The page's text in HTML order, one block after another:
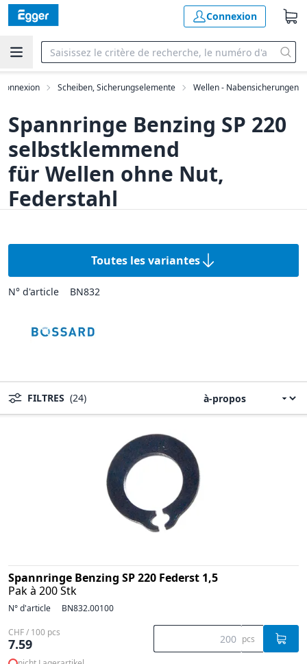
Connexion
Scheiben, Sicherungselemente Wellen - Nabensicherungen
Spannringe Benzing SP 220
selbstklemmend
für Wellen ohne Nut,
Federstahl
Toutes les variantes
N° d'article BN832
FILTRES (24)
Spannringe Benzing SP 220 Federst 1,5
Pak à 200 Stk
N° d'article BN832.00100
CHF / 100 pcs
7.59 pcs